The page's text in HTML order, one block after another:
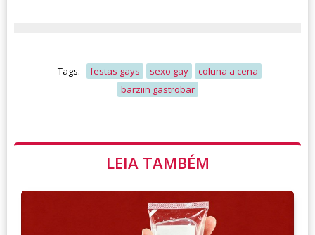
Tags: festas gays sexo gay
coluna a cena
barziin gastrobar
LEIA TAMBÉM